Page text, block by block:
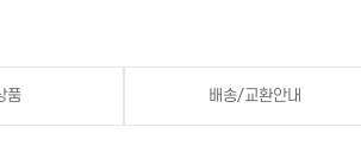
품 배송/교환안내